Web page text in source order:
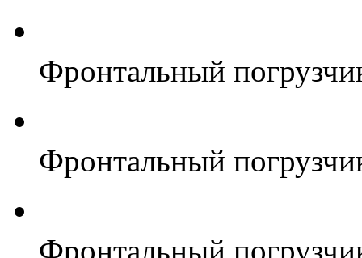
Фронтальный
Фронтальный
Фронтальный